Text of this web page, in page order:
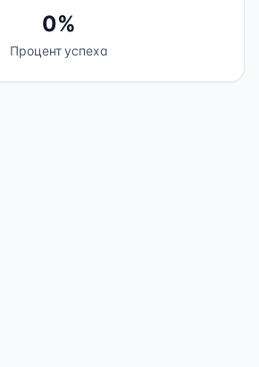
0%
Процент успеха